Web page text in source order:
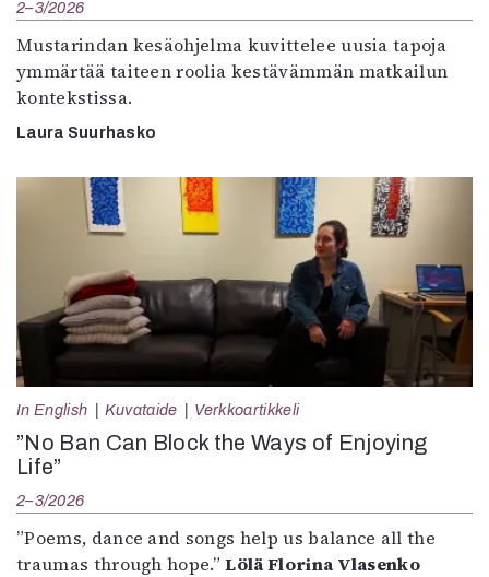
2–3/2026
Mustarindan kesäohjelma kuvittelee uusia tapoja
ymmärtää taiteen roolia kestävämmän matkailun
kontekstissa.
Laura Suurhasko
In English Kuvataide Verkkoartikkeli
”No Ban Can Block the Ways of Enjoying
Life”
2–3/2026
”Poems, dance and songs help us balance all the
traumas through hope.”Lölä Florina Vlasenko